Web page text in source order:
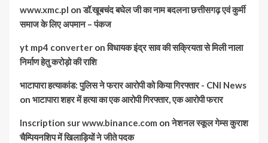
www.xmc.pl onडॉ.खूबचंद बघेल जी का नाम बदलना छत्तीसगढ़ एवं कुर्मी
समाज के लिए अपमान – पंकज
yt mp4 converter onविधायक इंद्र साव की सक्रियता से मिली नाला
निर्माण हेतु करोड़ो की राशि
भाटापारा हत्याकांड: पुलिस ने फरार आरोपी को किया गिरफ्तार - CNI News
on भाटापारा शहर में हत्या का एक आरोपी गिरफ्तार, एक आरोपी फरार
Inscription sur www.binance.com onनेशनल स्कूल गेम्स कुराश
चैम्पियनशिप में खिलाड़ियों ने जीते पदक